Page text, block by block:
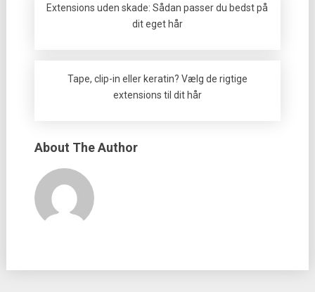
Extensions uden skade: Sådan passer du bedst på
dit eget hår
Tape, clip-in eller keratin? Vælg de rigtige
extensions til dit hår
About The Author